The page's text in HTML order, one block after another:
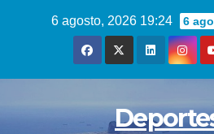
6 agosto, 2026 19:24 6